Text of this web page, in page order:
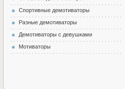
Спортивные демотиваторы
Разные демотиваторы
Демотиваторы с девушками
Мотиваторы